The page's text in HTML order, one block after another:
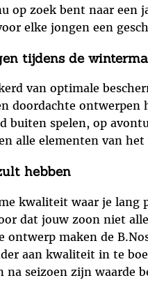
op zoek bent naar
elke jongen een
tijdens de
van optimale
doordachte ontwerpen
buiten spelen, op
alle elementen van
hebben
kwaliteit waar je
dat jouw zoon niet
maken de
aan kwaliteit in te
na seizoen zijn waarde